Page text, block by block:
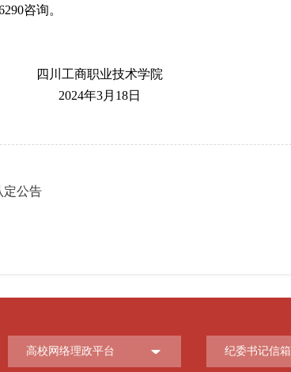
咨询。
四川工商职业技术学院
2024年3月18日
定公告
高校网络理政平台 纪委书记信箱